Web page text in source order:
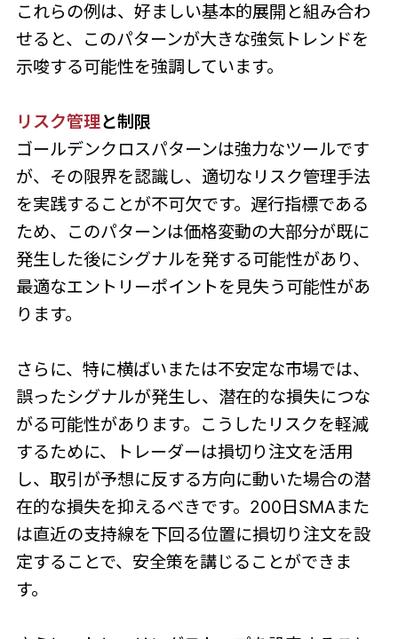
これらの例は、好ましい基本的展開と組み合わ
せると、このパターンが大きな強気トレンドを
示唆する可能性を強調しています。
リスク管理と制限
ゴールデンクロスパターンは強力なツールです
が、その限界を認識し、適切なリスク管理手法
を実践することが不可欠です。遅行指標である
ため、このパターンは価格変動の大部分が既に
発生した後にシグナルを発する可能性があり、
最適なエントリーポイントを見失う可能性があ
ります。
さらに、特に横ばいまたは不安定な市場では、
誤ったシグナルが発生し、潜在的な損失につな
がる可能性があります。こうしたリスクを軽減
するために、トレーダーは損切り注文を活用
し、取引が予想に反する方向に動いた場合の潜
在的な損失を抑えるべきです。200日SMAまた
は直近の支持線を下回る位置に損切り注文を設
定することで、安全策を講じることができま
す。